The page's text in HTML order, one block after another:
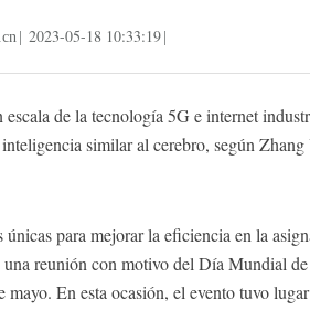
2023-05-18 10:33:19
de la tecnología 5G e internet
similar al cerebro, según
para mejorar la eficiencia en la
reunión con motivo del Día Mundial
En esta ocasión, el evento tuvo